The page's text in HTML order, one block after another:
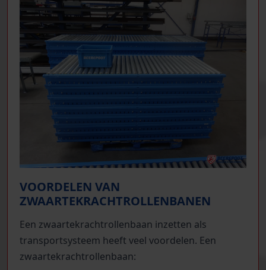
VOORDELEN VAN
ZWAARTEKRACHTROLLENBANEN
Een zwaartekrachtrollenbaan inzetten als
transportsysteem heeft veel voordelen. Een
zwaartekrachtrollenbaan: